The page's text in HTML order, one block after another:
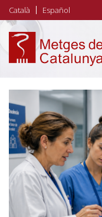
Vés
al
contingut
Català Español